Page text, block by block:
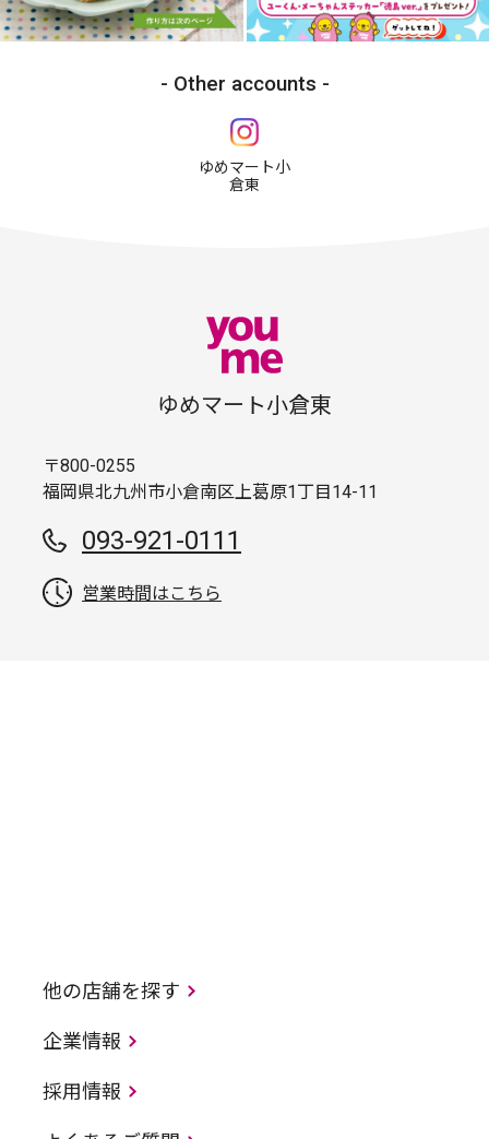
Other accounts
ゆめマート小
倉東
ゆめマート小倉東
〒800-0255
福岡県北九州市小倉南区上葛原1丁目14-11
093-921-0111
営業時間はこちら
他の店舗を探す
企業情報
採用情報